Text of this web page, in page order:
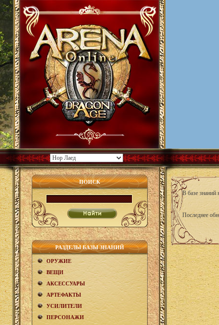
ПОИСК
РАЗДЕЛЫ БАЗЫ ЗНАНИЙ
ОРУЖИЕ
ВЕЩИ
АКCЕСCУАРЫ
АРТЕФАКТЫ
УСИЛИТЕЛИ
ПЕРСОНАЖИ
В базе знаний
Последнее